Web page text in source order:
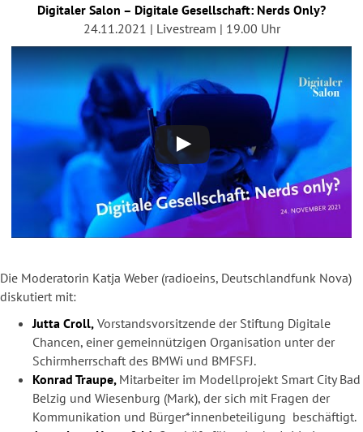
Digitaler Salon – Digitale Gesellschaft: Nerds Only?
24.11.2021 | Livestream | 19.00 Uhr
Die Moderatorin Katja Weber (radioeins, Deutschlandfunk Nova)
diskutiert mit:
Jutta Croll, Vorstandsvorsitzende der Stiftung Digitale
Chancen, einer gemeinnützigen Organisation unter der
Schirmherrschaft des BMWi und BMFSFJ.
Konrad Traupe, Mitarbeiter im Modellprojekt Smart City Bad
Belzig und Wiesenburg (Mark), der sich mit Fragen der
Kommunikation und Bürger*innenbeteiligung beschäftigt.